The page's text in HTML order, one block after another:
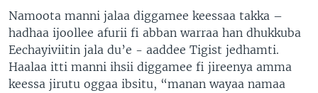
Namoota manni jalaa diggamee keessaa takka –
hadhaa ijoollee afurii fi abban warraa han dhukkuba
Eechayiviitin jala du’e - aaddee Tigist jedhamti.
Haalaa itti manni ihsii diggamee fi jireenya amma
keessa jirutu oggaa ibsitu, “manan wayaa namaa